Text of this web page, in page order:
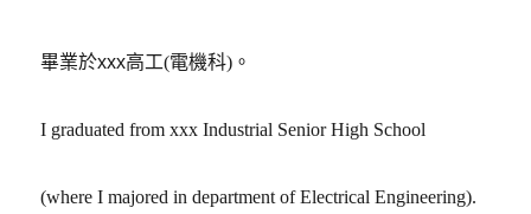
畢業於xxx高工(電機科) 。
I graduated from xxx Industrial Senior High School
(where I majored in department of Electrical Engineering).